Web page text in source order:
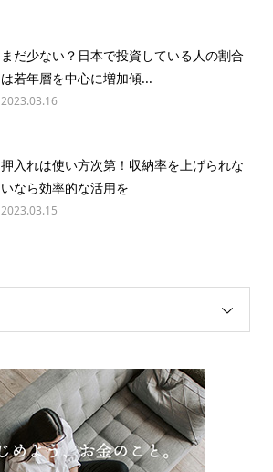
まだ少ない？日本で投資している人の割合
は若年層を中心に増加傾...
2023.03.16
押入れは使い方次第！収納率を上げられな
いなら効率的な活用を
2023.03.15